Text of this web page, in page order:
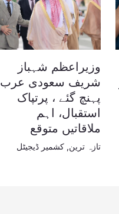
وزیراعظم شہباز
شریف سعودی عرب
پہنچ گئے ، پرتپاک
استقبال، اہم
ملاقاتیں متوقع
تازہ ترین کشمیر ڈیجیٹل